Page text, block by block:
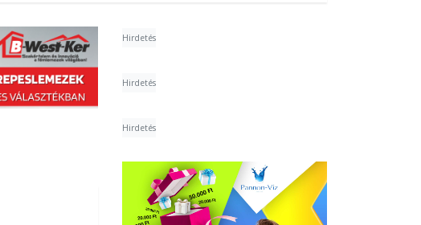
Hirdetés
Hirdetés
Hirdetés